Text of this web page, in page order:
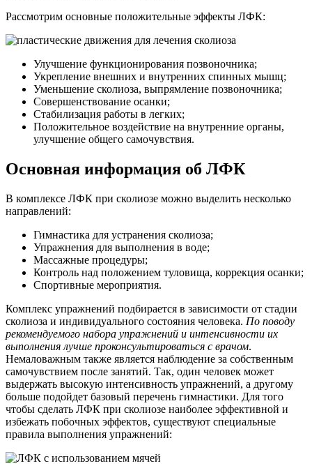
Рассмотрим основные положительные эффекты ЛФК:
Улучшение функционирования позвоночника;
Укрепление внешних и внутренних спинных мышц;
Уменьшение сколиоза, выпрямление позвоночника;
Совершенствование осанки;
Стабилизация работы в легких;
Положительное воздействие на внутренние органы,
улучшение общего самочувствия.
Основная информация об ЛФК
В комплексе ЛФК при сколиозе можно выделить несколько
направлений:
Гимнастика для устранения сколиоза;
Упражнения для выполнения в воде;
Массажные процедуры;
Контроль над положением туловища, коррекция осанки;
Спортивные мероприятия.
Комплекс упражнений подбирается в зависимости от стадии
сколиоза и индивидуального состояния человека. По поводу
рекомендуемого набора упражнений и интенсивности их
выполнения лучше проконсультироваться с врачом.
Немаловажным также является наблюдение за собственным
самочувствием после занятий. Так, один человек может
выдержать высокую интенсивность упражнений, а другому
больше подойдет базовый перечень гимнастики. Для того
чтобы сделать ЛФК при сколиозе наиболее эффективной и
избежать побочных эффектов, существуют специальные
правила выполнения упражнений: